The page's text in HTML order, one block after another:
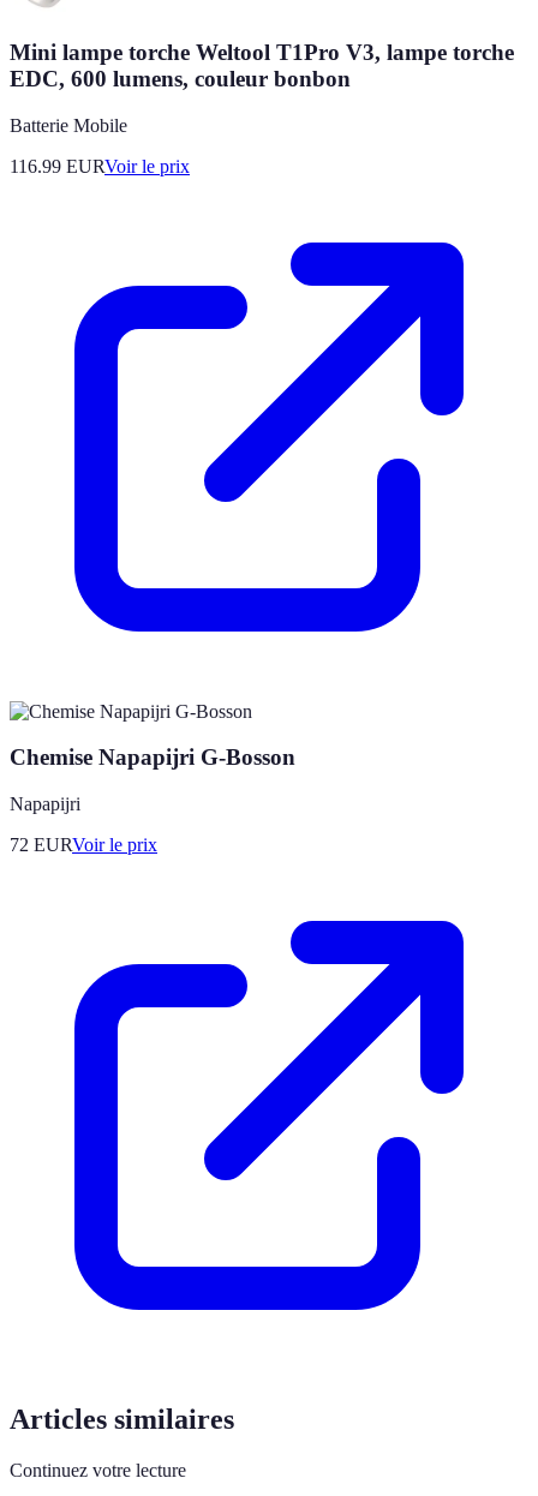
Mini lampe torche Weltool T1Pro V3, lampe torche
EDC, 600 lumens, couleur bonbon
Batterie Mobile
116.99 EURVoir le prix
Chemise Napapijri G-Bosson
Napapijri
72 EURVoir le prix
Articles similaires
Continuez votre lecture